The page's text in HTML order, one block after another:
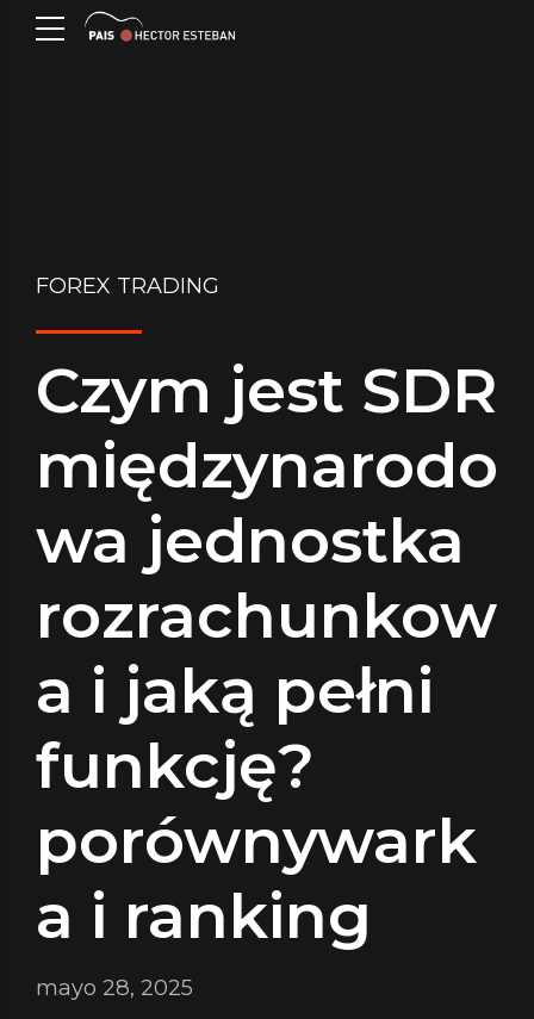
FOREX TRADING
Czym jest SDR
międzynarodo
wa jednostka
rozrachunkow
a i jaką pełni
funkcję?
porównywark
a i ranking
mayo 28, 2025